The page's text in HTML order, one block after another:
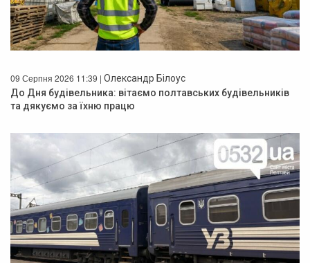
09 Серпня 2026 11:39 | Олександр Білоус
До Дня будівельника: вітаємо полтавських будівельників
та дякуємо за їхню працю